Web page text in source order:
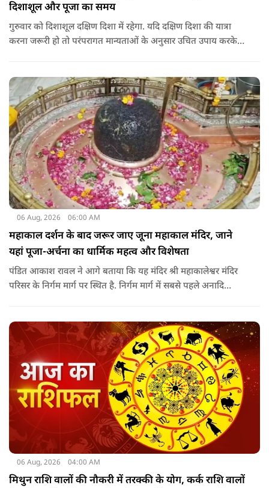
दिशाशूल और पूजा का समय
गुरुवार को दिशाशूल दक्षिण दिशा में रहेगा. यदि दक्षिण दिशा की यात्रा
करना जरूरी हो तो परंपरागत मान्यताओं के अनुसार उचित उपाय करके
06 Aug, 2026 06:00 AM
महाकाल दर्शन के बाद जरूर जाए जूना महाकाल मंदिर, जाने
यहां पूजा-अर्चना का धार्मिक महत्व और विशेषता
पंडित आकाश रावल ने आगे बताया कि यह मंदिर श्री महाकालेश्वर मंदिर
परिसर के निर्गम मार्ग पर स्थित है. निर्गम मार्ग में सबसे पहले अनादि
06 Aug, 2026 04:00 AM
मिथुन राशि वालों की नौकरी में तरक्की के योग, कर्क राशि वालों